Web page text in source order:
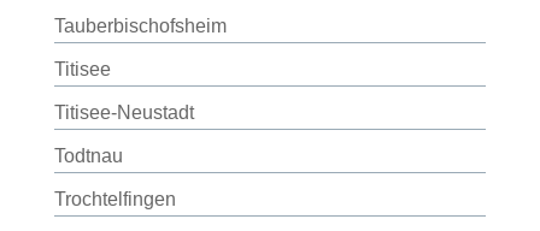
Tauberbischofsheim
Titisee
Titisee-Neustadt
Todtnau
Trochtelfingen